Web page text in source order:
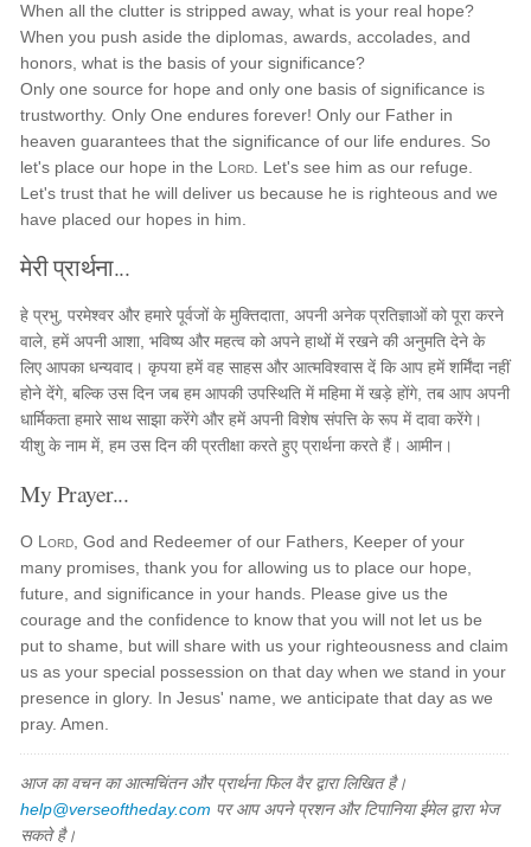
When all the clutter is stripped away, what is your real hope?
When you push aside the diplomas, awards, accolades, and
honors, what is the basis of your significance?
Only one source for hope and only one basis of significance is
trustworthy. Only One endures forever! Only our Father in
heaven guarantees that the significance of our life endures. So
let's place our hope in the Lord . Let's see him as our refuge.
Let's trust that he will deliver us because he is righteous and we
have placed our hopes in him.
मेरी प्रार्थना...
हे प्रभु, परमेश्वर और हमारे पूर्वजों के मुक्तिदाता, अपनी अनेक प्रतिज्ञाओं को पूरा करने
वाले, हमें अपनी आशा, भविष्य और महत्व को अपने हाथों में रखने की अनुमति देने के
लिए आपका धन्यवाद। कृपया हमें वह साहस और आत्मविश्वास दें कि आप हमें शर्मिंदा नहीं
होने देंगे, बल्कि उस दिन जब हम आपकी उपस्थिति में महिमा में खड़े होंगे, तब आप अपनी
धार्मिकता हमारे साथ साझा करेंगे और हमें अपनी विशेष संपत्ति के रूप में दावा करेंगे।
यीशु के नाम में, हम उस दिन की प्रतीक्षा करते हुए प्रार्थना करते हैं। आमीन।
My Prayer...
O Lord , God and Redeemer of our Fathers, Keeper of your
many promises, thank you for allowing us to place our hope,
future, and significance in your hands. Please give us the
courage and the confidence to know that you will not let us be
put to shame, but will share with us your righteousness and claim
us as your special possession on that day when we stand in your
presence in glory. In Jesus' name, we anticipate that day as we
pray. Amen.
आज का वचन का आत्मचिंतन और प्रार्थना फिल वैर द्वारा लिखित है।
help@verseoftheday.com पर आप अपने प्रशन और टिपानिया ईमेल द्वारा भेज
सकते है।